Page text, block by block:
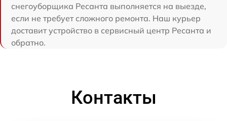
снегоуборщика Ресанта выполняется на выезде,
если не требует сложного ремонта. Наш курьер
доставит устройство в сервисный центр Ресанта и
обратно.
Контакты